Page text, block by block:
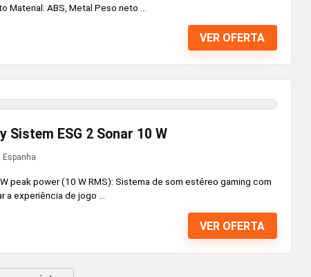
Material: ABS, Metal Peso neto ...
VER OFERTA
Sistem ESG 2 Sonar 10 W
peak power (10 W RMS): Sistema de som estéreo gaming com
a experiência de jogo ...
VER OFERTA